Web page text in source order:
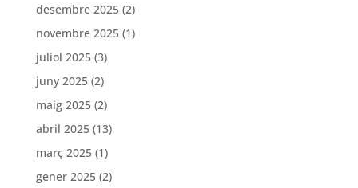
desembre 2025(2)
novembre 2025(1)
juliol 2025(3)
juny 2025(2)
maig 2025(2)
abril 2025(13)
març 2025(1)
gener 2025(2)